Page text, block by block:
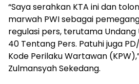
“Saya serahkan KTA ini dan
marwah PWI sebagai
regulasi pers, terutama Undang
40 Tentang Pers. Patuhi juga
Kode Perilaku Wartawan
Zulmansyah Sekedang.